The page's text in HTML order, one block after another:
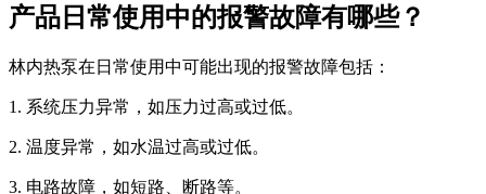
产品日常使用中的报警故障有哪些？
林内热泵在日常使用中可能出现的报警故障包括：
1. 系统压力异常，如压力过高或过低。
2. 温度异常，如水温过高或过低。
3. 电路故障，如短路、断路等。